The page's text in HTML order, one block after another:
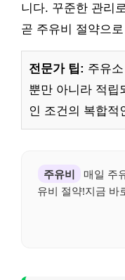
니다. 꾸준한 관리
곧 주유비 절약으
전문가 팁: 주유
뿐만 아니라 적립
인 조건의 복합적
주유비
매일 주
유비 절약!지금 바